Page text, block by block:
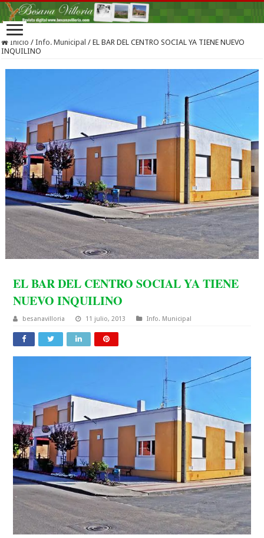
Inicio / Info. Municipal / EL BAR DEL CENTRO SOCIAL YA TIENE NUEVO
INQUILINO
EL BAR DEL CENTRO SOCIAL YA TIENE
NUEVO INQUILINO
besanavilloria 11 julio, 2013 Info. Municipal